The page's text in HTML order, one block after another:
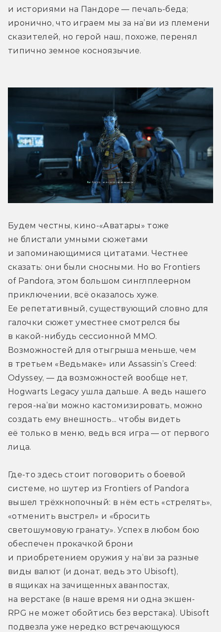
и историями на Пандоре — печаль-беда;
иронично, что играем мы за на’ви из племени
сказителей, но герой наш, похоже, перенял
типично земное косноязычие.
Будем честны, кино-«Аватары» тоже
не блистали умными сюжетами
и запоминающимися цитатами. Честнее
сказать: они были сносными. Но во Frontiers
of Pandora, этом большом синглплеерном
приключении, всё оказалось хуже.
Ее репетативный, существующий словно для
галочки сюжет уместнее смотрелся бы
в какой-нибудь сессионной MMO.
Возможностей для отыгрыша меньше, чем
в третьем «Ведьмаке» или Assassin’s Creed:
Odyssey, — да возможностей вообще нет,
Hogwarts Legacy ушла дальше. А ведь нашего
героя-на’ви можно кастомизировать, можно
создать ему внешность... чтобы видеть
её только в меню, ведь вся игра — от первого
лица.
Где-то здесь стоит поговорить о боевой
системе, но шутер из Frontiers of Pandora
вышел трёхкнопочный: в нём есть «стрелять»,
«отменить выстрел» и «бросить
светошумовую гранату». Успех в любом бою
обеспечен прокачкой брони
и приобретением оружия у на’ви за разные
виды валют (и донат, ведь это Ubisoft),
в ящиках на зачищенных аванпостах,
на верстаке (в наше время ни одна экшен-
RPG не может обойтись без верстака). Ubisoft
подвезла уже нередко встречающуюся